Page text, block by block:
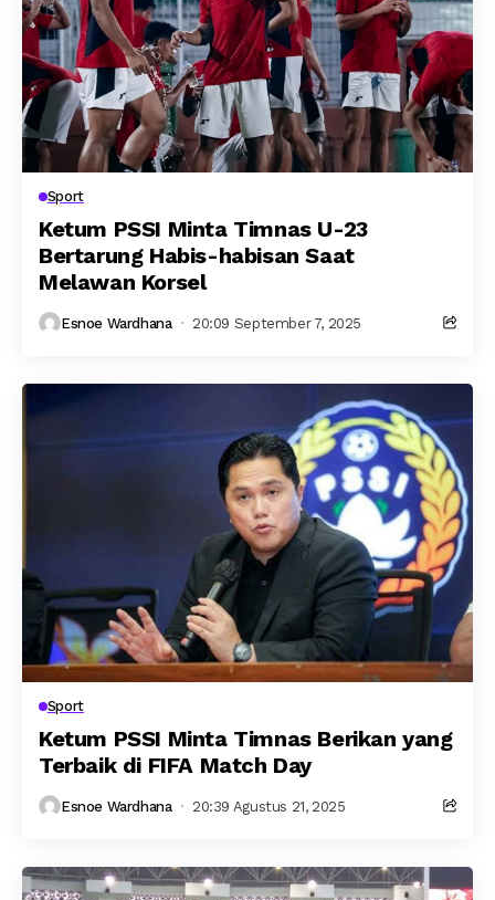
Sport
Ketum PSSI Minta Timnas U-23
Bertarung Habis-habisan Saat
Melawan Korsel
Esnoe Wardhana 20:09 September 7, 2025
Sport
Ketum PSSI Minta Timnas Berikan yang
Terbaik di FIFA Match Day
Esnoe Wardhana 20:39 Agustus 21, 2025